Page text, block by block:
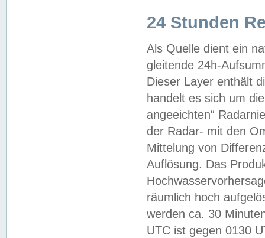
24 Stunden
Als Quelle dient ein
gleitende 24h-
Dieser Layer enthält
handelt es sich um
angeeichten“
der Radar- mit den
Mittelung von
Auflösung. Das
räumlich hoch
werden ca. 30
UTC ist gegen 0130